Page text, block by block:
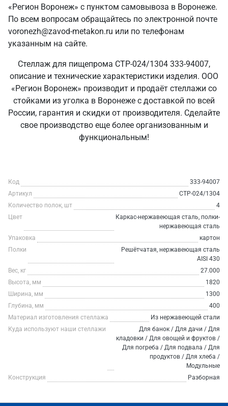
«Регион Воронеж» с пунктом самовывоза в Воронеже.
По всем вопросам обращайтесь по электронной почте
voronezh@zavod-metakon.ru или по телефонам
указанным на сайте.
Стеллаж для пищепрома СТР-024/1304 333-94007,
описание и технические характеристики изделия. ООО
«Регион Воронеж» производит и продаёт стеллажи со
стойками из уголка в Воронеже с доставкой по всей
России, гарантия и скидки от производителя. Сделайте
свое производство еще более организованным и
функциональным!
Код
333-94007
Артикул
СТР-024/1304
Количество полок, шт
4
Цвет
Каркас-нержавеющая сталь, полки-
нержавеющая сталь
Упаковка
картон
Полки
Решётчатая, нержавеющая сталь
AISI 430
Вес, кг
27.000
Высота, мм
1820
Ширина, мм
1300
Глубина, мм
400
Материал изготовления стеллажа
Из нержавеющей стали
Куда используют наши стеллажи
Для банок / Для дачи / Для
кладовки / Для овощей и фруктов /
Для погреба / Для подвала / Для
продуктов / Для хлеба /
Модульные
Конструкция
Разборная